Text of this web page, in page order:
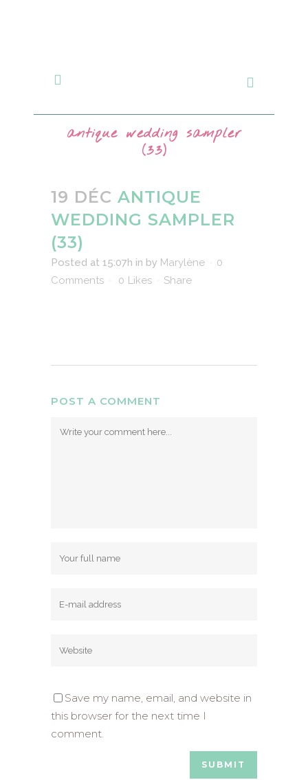
antique wedding sampler
(33)
19 DÉC ANTIQUE
WEDDING SAMPLER
(33)
Posted at 15:07h in by Marylène
0
Comments
0 Likes Share
POST A COMMENT
Save my name, email, and website in
this browser for the next time I
comment.